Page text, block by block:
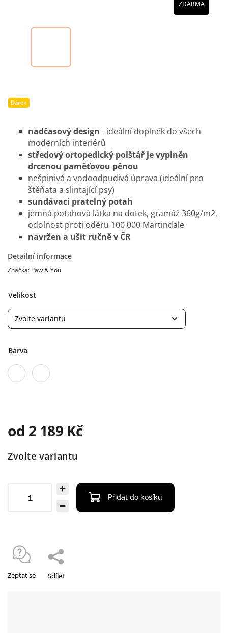
ZDARMA
nadčasový design - ideální doplněk do všech
moderních interiérů
středový ortopedický polštář je vyplněn
drcenou paměťovou pěnou
nešpinivá a vodoodpudivá úprava (ideální pro
štěňata a slintající psy)
sundávací pratelný potah
jemná potahová látka na dotek, gramáž 360g/m2,
odolnost proti oděru 100 000 Martindale
navržen a ušit ručně v ČR
Detailní informace
Dárek
Značka: Paw & You
Velikost
Barva
od 2 189 Kč
Zvolte variantu
Přidat do košíku
Zeptat se Sdílet